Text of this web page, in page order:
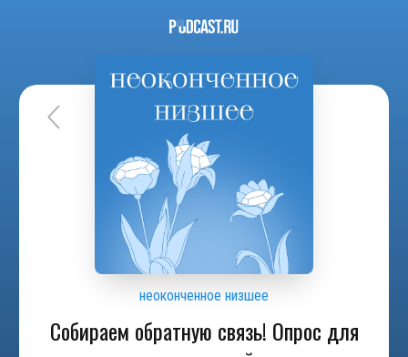
неоконченное низшее
Собираем обратную связь! Опрос для